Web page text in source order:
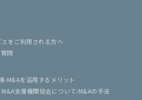
をご利用される方へ
問
M&Aを活用するメリット
支援機関協会について M&Aの手法